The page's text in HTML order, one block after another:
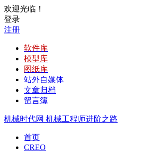
欢迎光临！
登录
注册
软件库
模型库
图纸库
站外自媒体
文章归档
留言簿
机械时代网 机械工程师进阶之路
首页
CREO